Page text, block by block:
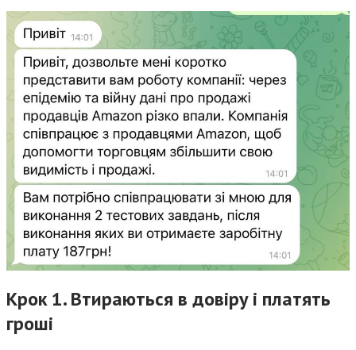
Крок 1. Втираються в довіру і платять
гроші